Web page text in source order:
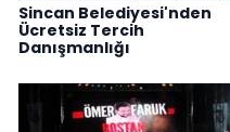
Sincan Belediyesi'nden
Ücretsiz Tercih
Danışmanlığı